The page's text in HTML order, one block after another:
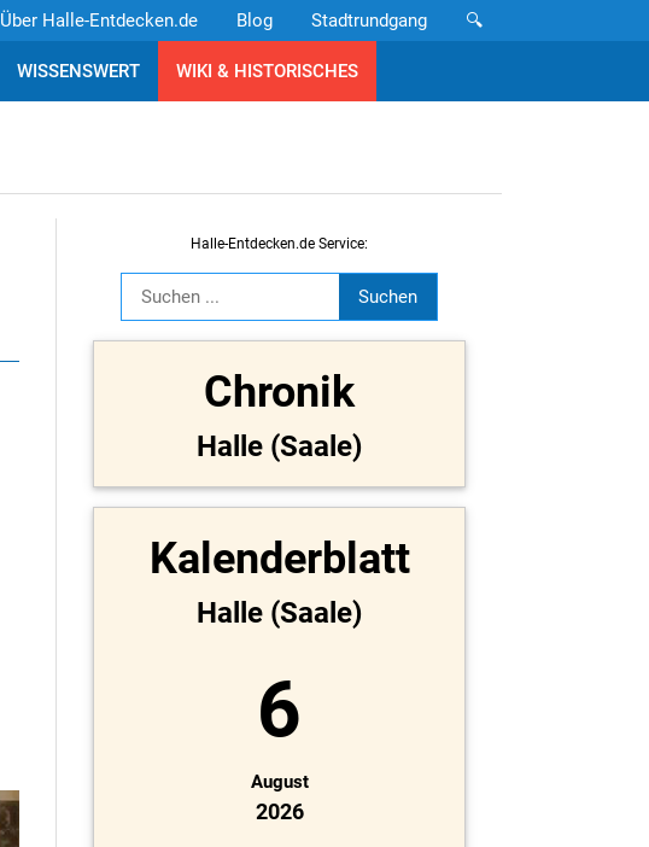
🔍
Stadtrundgang
Blog
Über Halle-Entdecken.de
WISSENSWERT WIKI & HISTORISCHES
Halle-Entdecken.de Service:
Chronik
Halle (Saale)
Kalenderblatt
Halle (Saale)
6
August
2026